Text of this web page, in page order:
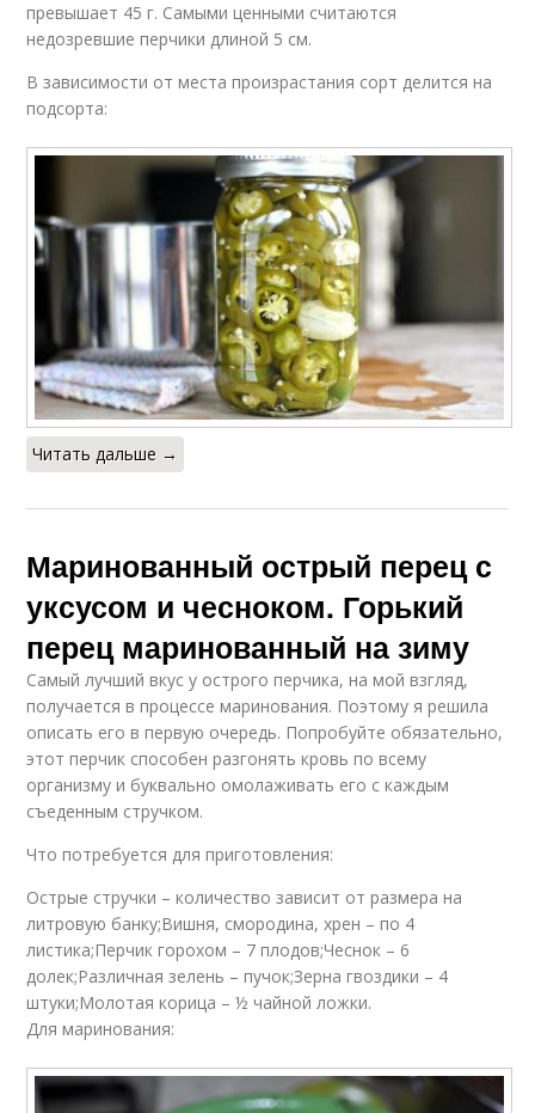
превышает 45 г. Самыми ценными считаются
недозревшие перчики длиной 5 см.
В зависимости от места произрастания сорт делится на
подсорта:
Читать дальше →
Маринованный острый перец с
уксусом и чесноком. Горький
перец маринованный на зиму
Самый лучший вкус у острого перчика, на мой взгляд,
получается в процессе маринования. Поэтому я решила
описать его в первую очередь. Попробуйте обязательно,
этот перчик способен разгонять кровь по всему
организму и буквально омолаживать его с каждым
съеденным стручком.
Что потребуется для приготовления:
Острые стручки – количество зависит от размера на
литровую банку;Вишня, смородина, хрен – по 4
листика;Перчик горохом – 7 плодов;Чеснок – 6
долек;Различная зелень – пучок;Зерна гвоздики – 4
штуки;Молотая корица – ½ чайной ложки.
Для маринования: